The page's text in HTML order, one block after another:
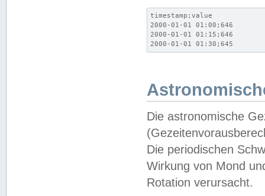
timestamp;value
2000-01-01 01:00;646
2000-01-01 01:15;646
2000-01-01 01:30;645
Die astronomische
Die periodischen
Wirkung von Mond
Rotation verursacht.